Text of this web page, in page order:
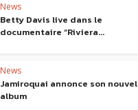
News
Betty Davis live dans le
documentaire “Riviera...
News
Jamiroquai annonce son nouvel
album